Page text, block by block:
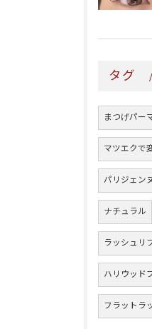
タグ
まつげパー
マツエクで
パリジェン
ナチュラル
ラッシュリ
ハリウッド
フラットラ